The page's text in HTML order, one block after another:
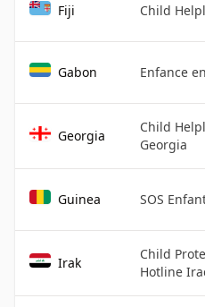
Fiji Child
Gabon Enfance
Georgia
Child
Georgia
Guinea SOS
Irak
Child
Hotline